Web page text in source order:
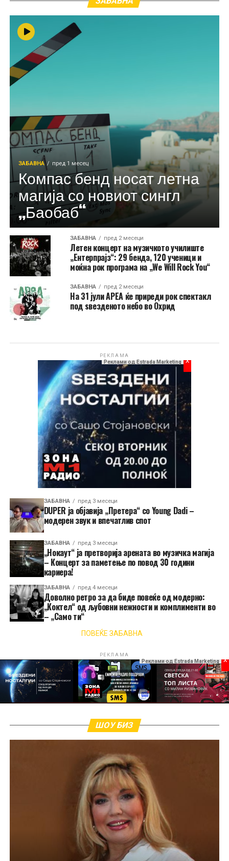
ЗАБАВНА пред 1 месец
Компас бенд носат летна
магија со новиот сингл
„Баобаб“
ЗАБАВНА пред 2 месеци
Летен концерт на музичкото училиште
„Ентерпрајз“: 29 бенда, 120 ученици и
моќна рок програма на „We Will Rock You“
ЗАБАВНА пред 2 месеци
На 31 јули АРЕА ќе приреди рок спектакл
под ѕвезденото небо во Охрид
РЕКЛАМА
Реклами од Estrada Marketing x
ЗАБАВНА пред 3 месеци
DUPER ја објавија „Претера“ со Young Dadi –
модерен звук и впечатлив спот
ЗАБАВНА пред 3 месеци
„Нокаут“ ја претворија арената во музичка магија
– Концерт за паметење по повод 30 години
кариера!
ЗАБАВНА пред 4 месеци
Доволно ретро за да биде повеќе од модерно:
„Коктел“ од љубовни нежности и комплименти во
– „Само ти“
ПОВЕЌЕ ЗАБАВНА
РЕКЛАМА
Реклами од Estrada Marketing x
ШОУ БИЗ